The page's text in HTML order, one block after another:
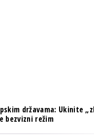
državama: Ukinite
bezvizni režim